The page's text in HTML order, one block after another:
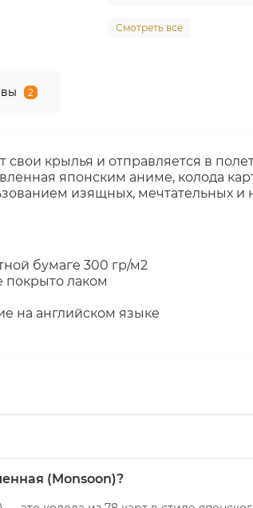
Смотреть все
2
свои крылья и отправляется в
японским аниме, колода
изящных, мечтательных
бумаге 300 гр/м2
покрыто лаком
на английском языке
(Monsoon)?